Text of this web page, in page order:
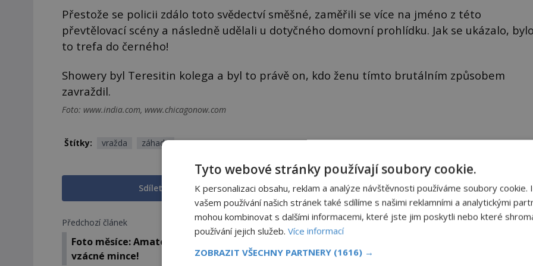
Přestože se policii zdálo toto svědectví směšné, zaměřili se více na jméno z této
převtělovací scény a následně udělali u dotyčného domovní prohlídku. Jak se ukázalo, bylo
to trefa do černého!
Showery byl Teresitin kolega a byl to právě on, kdo ženu tímto brutálním způsobem
zavraždil.
Foto: www.india.com, www.chicagonow.com
Štítky: vražda záhada
Sdílet na Facebooku Sdílet na X
Předchozí článek
Foto měsíce: Amatérský archeolog našel
vzácné mince!
Další článek
ovzduší neznámou látku!
Tyto webové stránky používají soubory cookie.
K personalizaci obsahu, reklam a analýze návštěvnosti používáme soubory cookie.
vašem používání našich stránek také sdílíme s našimi reklamními a analytickými
mohou kombinovat s dalšími informacemi, které jste jim poskytli nebo které
používání jejich služeb. Více informací
ZOBRAZIT VŠECHNY PARTNERY (1616) →